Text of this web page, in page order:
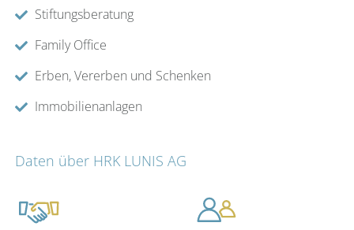
Stiftungsberatung
Family Office
Erben, Vererben und Schenken
Immobilienanlagen
Daten über HRK LUNIS AG